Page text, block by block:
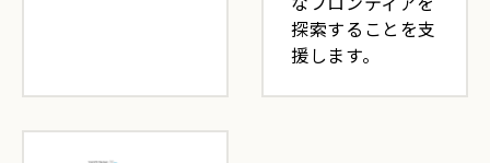
探索することを支
援します。